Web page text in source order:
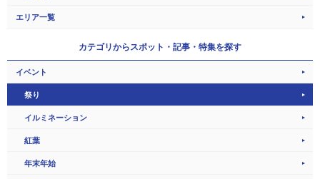
エリア一覧
カテゴリからスポット・記事・特集を探す
イベント
祭り
イルミネーション
紅葉
年末年始